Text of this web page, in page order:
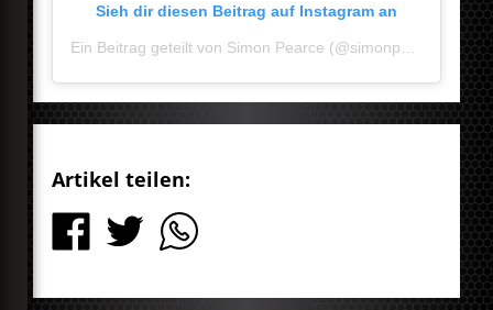
Sieh dir diesen Beitrag auf Instagram an
Artikel teilen: